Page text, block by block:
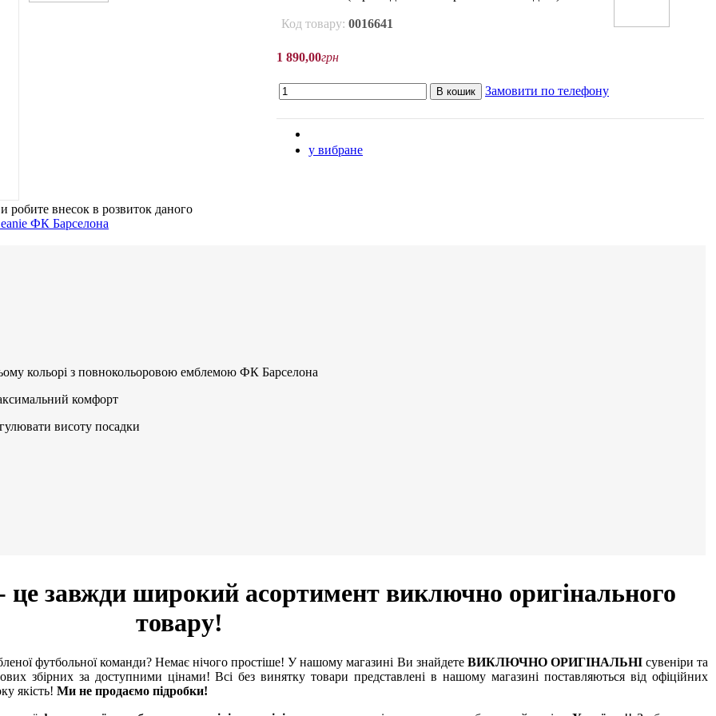
робите внесок в розвиток даного
Код товару: 0016641
1 890,00грн
В кошик Замовити по телефону
у вибране
кольорі з повнокольоровою емблемою ФК Барселона
комфорт
висоту посадки
це завжди широкий асортимент виключно оригінального
товару!
футбольної команди? Немає нічого простіше! У нашому магазині Ви знайдете ВИКЛЮЧНО ОРИГІНАЛЬНІсувеніри та
збірних за доступними цінами! Всі без винятку товари представлені в нашому магазині поставляються від офіційних
якість! Ми не продаємо підробки!